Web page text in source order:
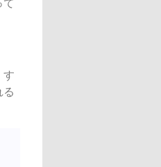
て
す
る